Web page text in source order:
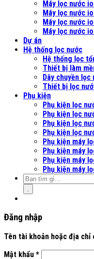
Máy lọc nước
Máy lọc nước
Máy lọc nước
Máy lọc nước
Dự án
Hệ thống lọc nước
Hệ thống lọc
Thiết bị làm
Dây chuyền
Thiết bị lọc
Phụ kiện
Phụ kiện lọc
Phụ kiện lọc
Phụ kiện lọc
Phụ kiện lọc
Phụ kiện máy
Phụ kiện máy
Phụ kiện máy
Phụ kiện máy
Đăng nhập
Tên tài khoản hoặc địa chỉ
Mật khẩu *